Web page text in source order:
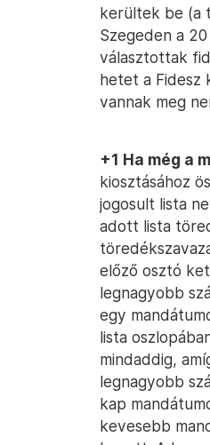
kerültek be (a
Szegeden a
választottak
hetet a Fidesz
vannak meg
+1 Ha még a
kiosztásához
jogosult lista
adott lista
előző osztó
legnagyobb
egy
lista
mindaddig,
legnagyobb
kap
kevesebb